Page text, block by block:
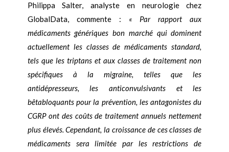
Philippa Salter, analyste en neurologie chez
GlobalData, commente : « Par rapport aux
médicaments génériques bon marché qui dominent
actuellement les classes de médicaments standard,
tels que les triptans et aux classes de traitement non
spécifiques à la migraine, telles que les
antidépresseurs, les anticonvulsivants et les
bêtabloquants pour la prévention, les antagonistes du
CGRP ont des coûts de traitement annuels nettement
plus élevés. Cependant, la croissance de ces classes de
médicaments sera limitée par les restrictions de